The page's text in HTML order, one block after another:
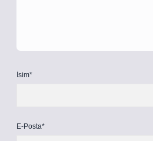
İsim*
E-Posta*